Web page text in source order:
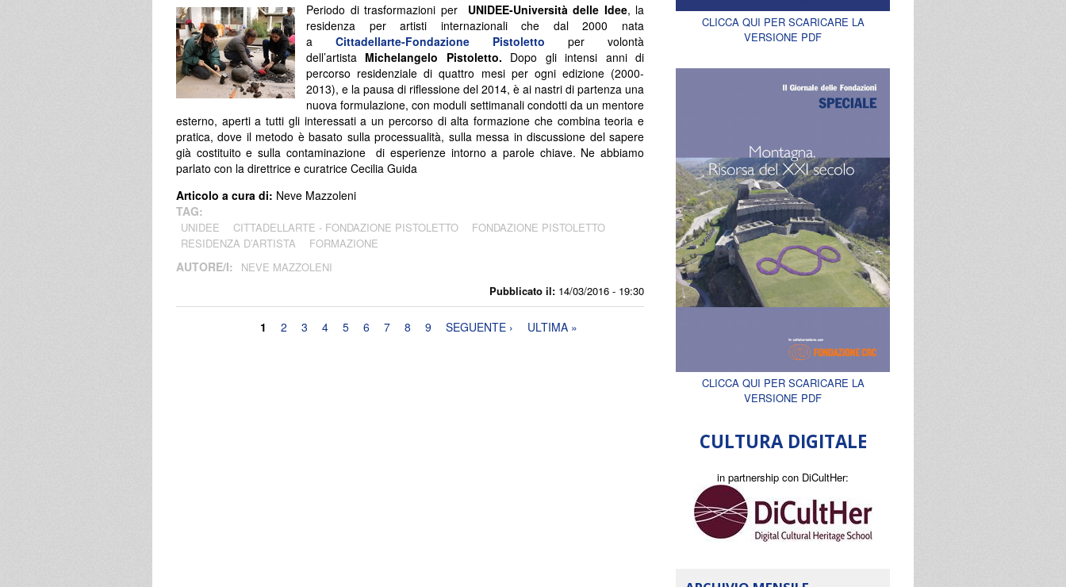
Pubblicato il: 14/03/2016 - 19:30
Periodo di trasformazioni per UNIDEE-Università delle Idee, la
residenza per artisti internazionali che dal 2000 nata
a Cittadellarte-Fondazione Pistoletto per volontà
dell’artista Michelangelo Pistoletto. Dopo gli intensi anni di
percorso residenziale di quattro mesi per ogni edizione (2000-
2013), e la pausa di riflessione del 2014, è ai nastri di partenza una
nuova formulazione, con moduli settimanali condotti da un mentore
esterno, aperti a tutti gli interessati a un percorso di alta formazione che combina teoria e
pratica, dove il metodo è basato sulla processualità, sulla messa in discussione del sapere
già costituito e sulla contaminazione di esperienze intorno a parole chiave. Ne abbiamo
parlato con la direttrice e curatrice Cecilia Guida
Articolo a cura di: Neve Mazzoleni
TAG:
UNIDEE CITTADELLARTE - FONDAZIONE PISTOLETTO
FONDAZIONE PISTOLETTO
RESIDENZA D’ARTISTA
FORMAZIONE
AUTORE/I: NEVE MAZZOLENI
1 2 3 4 5 6 7 8 9 SEGUENTE › ULTIMA »
CLICCA QUI PER SCARICARE LA
VERSIONE PDF
CLICCA QUI PER SCARICARE LA
VERSIONE PDF
CULTURA DIGITALE
in partnership con DiCultHer: